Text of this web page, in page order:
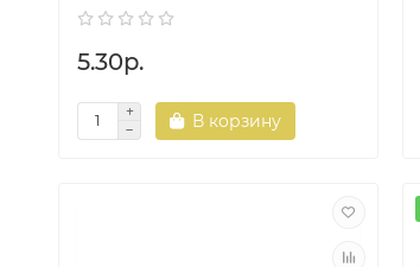
5.30р.
В корзину